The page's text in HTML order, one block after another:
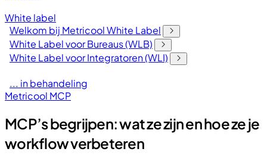
White label
Welkom bij Metricool White Label
White Label voor Bureaus (WLB)
White Label voor Integratoren (WLI)
... in behandeling
Metricool MCP
MCP’s begrijpen: wat ze zijn en hoe ze je
workflow verbeteren